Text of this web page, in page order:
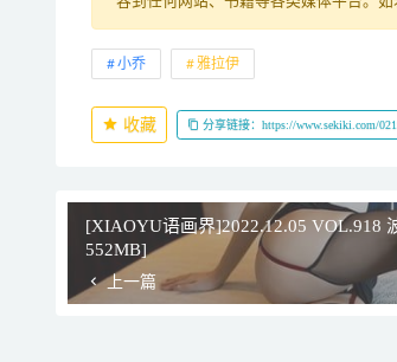
小乔 雅拉伊
收藏 分享链接：https://www.sekiki.com/
[XIAOYU语画界]2022.12.05 VOL.918
552MB]
上一篇